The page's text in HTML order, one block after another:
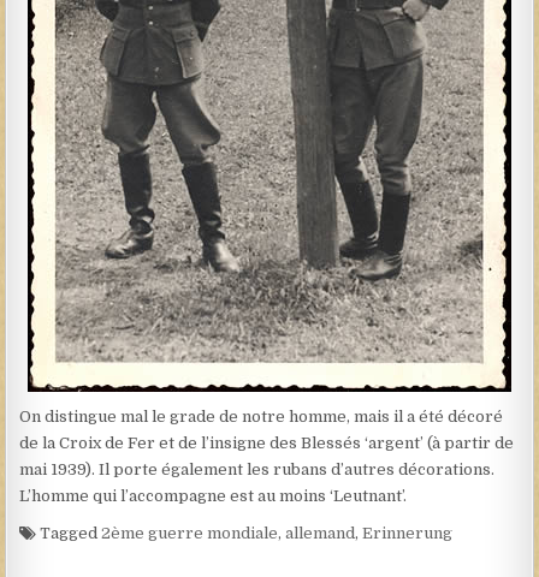
On distingue mal le grade de notre homme, mais il a été décoré
de la Croix de Fer et de l’insigne des Blessés ‘argent’ (à partir de
mai 1939). Il porte également les rubans d’autres décorations.
L’homme qui l’accompagne est au moins ‘Leutnant’.
Tagged2ème guerre mondiale,allemand,Erinnerung